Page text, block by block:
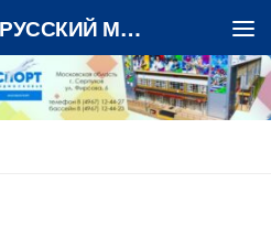
Спортивная школа «РУССКИЙ МЕДВЕДЬ»